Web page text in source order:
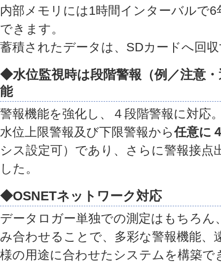
内部メモリには1時間インターバルで
できます。
蓄積されたデータは、SDカードへ回
◆水位監視時は段階警報（例／注意
能
警報機能を強化し、４段階警報に対応
水位上限警報及び下限警報から任意に
シス設定可）であり、さらに警報接点
した。
◆OSNETネットワーク対応
データロガー単独での測定はもちろん
み合わせることで、多彩な警報機能、
様の用途に合わせたシステムを構築で